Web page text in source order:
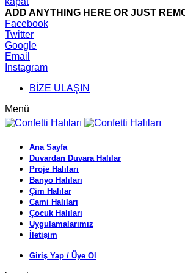
ADD ANYTHING HERE OR JUST
Facebook
Twitter
Google
Email
Instagram
BİZE ULAŞIN
Menü
Ana Sayfa
Duvardan Duvara Halılar
Proje Halıları
Banyo Halıları
Çim Halılar
Cami Halıları
Çocuk Halıları
Uygulamalarımız
İletişim
Giriş Yap / Üye Ol